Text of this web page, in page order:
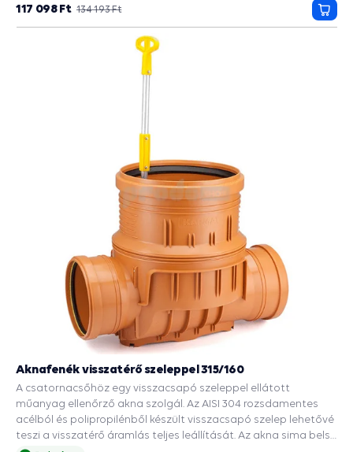
bemenettel rendelkezik. Ez biztosítja a merevséget és a
talajnyomással szembeni ellenállást. A csomag tartalmaz
még egy DN 315-ös csatornacsõt és egy 2000 kg teherbírású
burkolatot. A kötések tömítettségét gumitömítések
134 193 Ft
117 098 Ft
Aknafenék visszatérő szeleppel 315/160
A csatornacsőhöz egy visszacsapó szeleppel ellátott
műanyag ellenőrző akna szolgál. Az AISI 304 rozsdamentes
acélból és polipropilénből készült visszacsapó szelep lehetővé
teszi a visszatérő áramlás teljes leállítását. Az akna sima belső